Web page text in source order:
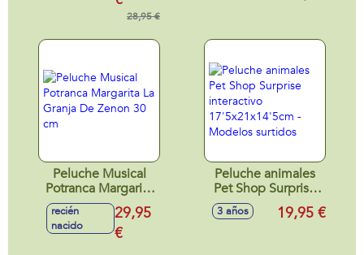
28,95 €
Peluche Musical
Potranca Margarita
La Granja De Zenon
30 cm
recién
nacido
29,95
€
Peluche animales
Pet Shop Surprise
interactivo
17'5x21x14'5cm -
3 años 19,95 €